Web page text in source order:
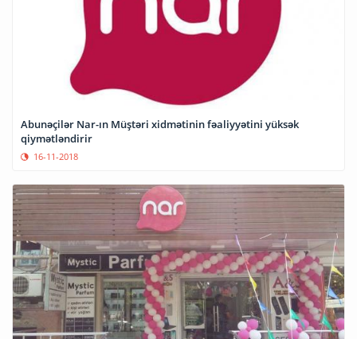
Abunəçilər Nar-ın Müştəri xidmətinin fəaliyyətini yüksək
qiymətləndirir
16-11-2018